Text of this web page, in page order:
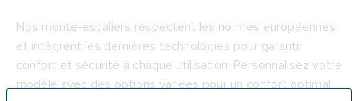
Nos monte-escaliers respectent les normes européennes
et intègrent les dernières technologies pour garantir
confort et sécurité à chaque utilisation. Personnalisez votre
modèle avec des options variées pour un confort optimal.